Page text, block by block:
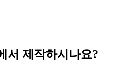
서 제작하시나요?